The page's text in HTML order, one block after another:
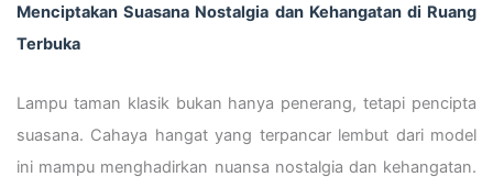
Menciptakan Suasana Nostalgia dan Kehangatan di Ruang
Terbuka
Lampu taman klasik bukan hanya penerang, tetapi pencipta
suasana. Cahaya hangat yang terpancar lembut dari model
ini mampu menghadirkan nuansa nostalgia dan kehangatan.